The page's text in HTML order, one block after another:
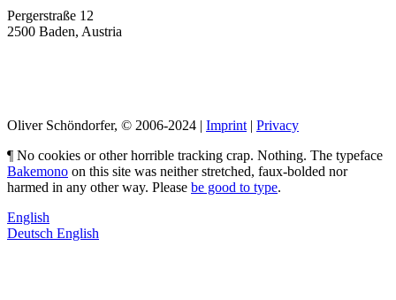
Pergerstraße 12
2500 Baden, Austria
Oliver Schöndorfer, © 2006-2024 | Imprint | Privacy
¶ No cookies or other horrible tracking crap. Nothing. The typeface
Bakemono on this site was neither stretched, faux-bolded nor
harmed in any other way. Please be good to type.
English
Deutsch English